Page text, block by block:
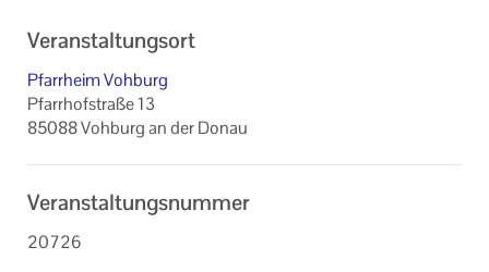
Veranstaltungsort
Pfarrheim Vohburg
Pfarrhofstraße 13
85088 Vohburg an der Donau
Veranstaltungsnummer
20726